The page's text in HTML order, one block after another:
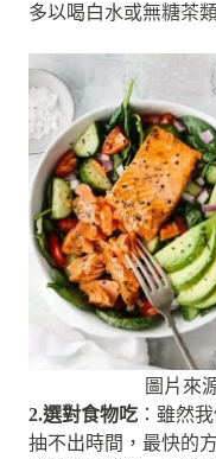
多以喝白水或無糖茶
圖片來
2.選對食物吃 ：雖然
抽不出時間，最快的